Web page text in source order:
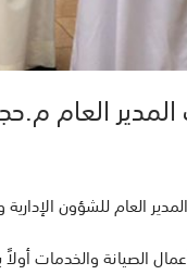
العام
العام للشؤون
الصيانة والخدمات أولاً